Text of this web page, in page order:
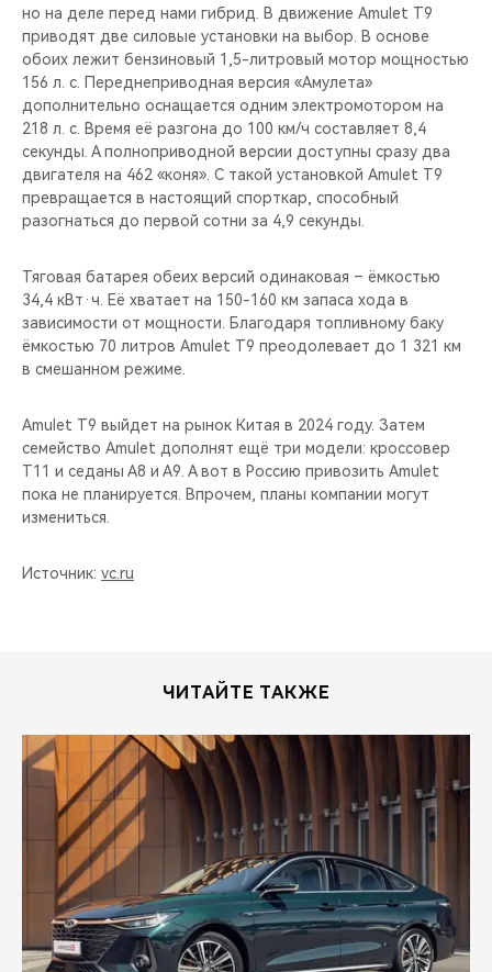
но на деле перед нами гибрид. В движение Amulet T9
приводят две силовые установки на выбор. В основе
обоих лежит бензиновый 1,5-литровый мотор мощностью
156 л. с. Переднеприводная версия «Амулета»
дополнительно оснащается одним электромотором на
218 л. с. Время её разгона до 100 км/ч составляет 8,4
секунды. А полноприводной версии доступны сразу два
двигателя на 462 «коня». С такой установкой Amulet T9
превращается в настоящий спорткар, способный
разогнаться до первой сотни за 4,9 секунды.
Тяговая батарея обеих версий одинаковая – ёмкостью
34,4 кВт·ч. Её хватает на 150-160 км запаса хода в
зависимости от мощности. Благодаря топливному баку
ёмкостью 70 литров Amulet T9 преодолевает до 1 321 км
в смешанном режиме.
Amulet T9 выйдет на рынок Китая в 2024 году. Затем
семейство Amulet дополнят ещё три модели: кроссовер
T11 и седаны А8 и А9. А вот в Россию привозить Amulet
пока не планируется. Впрочем, планы компании могут
измениться.
Источник: vc.ru
ЧИТАЙТЕ ТАКЖЕ